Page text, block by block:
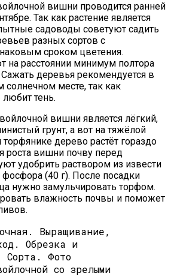
вишни проводится ранней
Так как растение является
садоводы советуют садить
разных сортов с
сроком цветения.
расстоянии минимум полтора
Сажать деревья рекомендуется в
месте, так как
тень.
вишни является лёгкий,
грунт, а вот на тяжёлой
торфянике дерево растёт гораздо
роста вишни почву перед
удобрить раствором из извести
фосфора (40 г). После посадки
нужно замульчировать торфом.
влажность почвы и поможет
со зрелыми